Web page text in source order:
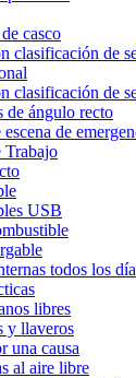
casco
clasificación de
clasificación de
de ángulo recto
de
Trabajo
USB
todos los
libres
y llaveros
una causa
al aire libre